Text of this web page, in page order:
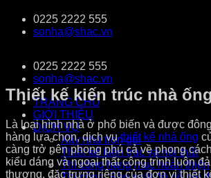
0225 2222 555
sonha@shac.vn
0225 2222 555
sonha@shac.vn
TRANG CHỦ
GIỚI THIỆU
DỊCH VỤ
Xây nhà trọn gói
Thiết kế kiến trúc và nội thất
Thi công hạng mục hoàn thiện
Thiết kế kiến trúc nhà ống
Là loại hình nhà ở phổ biến và được
hàng lựa chọn, dịch vụthiết kế nhà ống
càng trở nên phong phú cả về phong
kiểu dáng và ngoại thất công trình luôn
thượng, đặc trưng riêng của đơn vị thiết